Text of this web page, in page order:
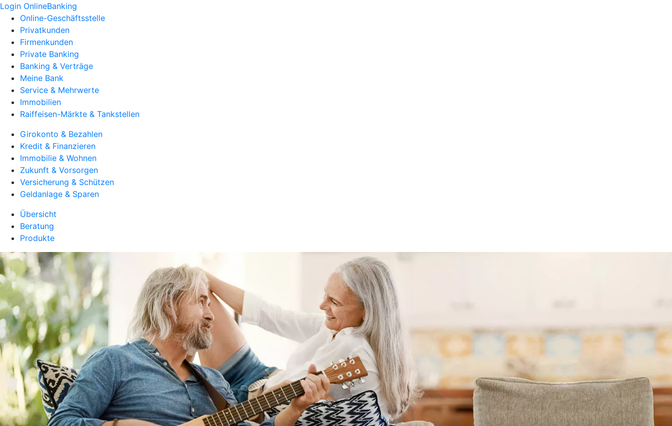
Login OnlineBanking
Online-Geschäftsstelle
Privatkunden
Firmenkunden
Private Banking
Banking & Verträge
Meine Bank
Service & Mehrwerte
Immobilien
Raiffeisen-Märkte & Tankstellen
Girokonto & Bezahlen
Kredit & Finanzieren
Immobilie & Wohnen
Zukunft & Vorsorgen
Versicherung & Schützen
Geldanlage & Sparen
Übersicht
Beratung
Produkte